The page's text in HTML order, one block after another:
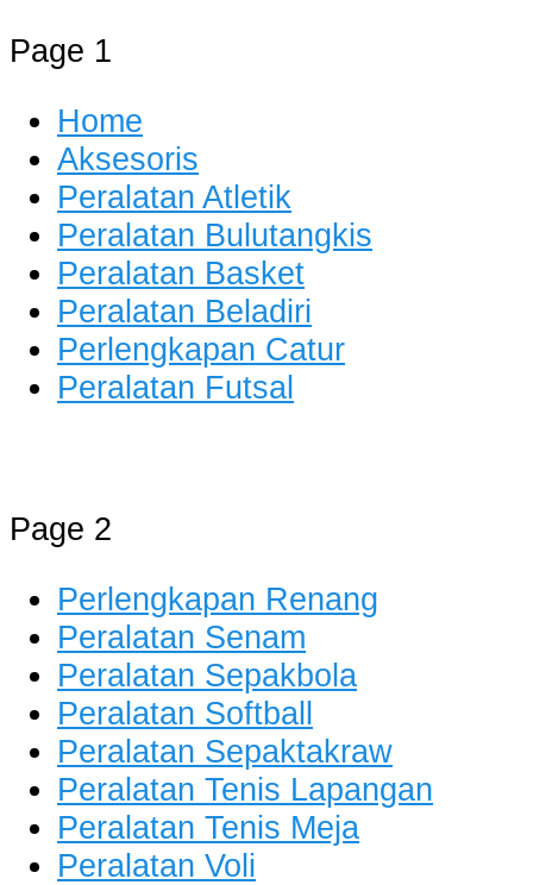
Page 1
Home
Aksesoris
Peralatan Atletik
Peralatan Bulutangkis
Peralatan Basket
Peralatan Beladiri
Perlengkapan Catur
Peralatan Futsal
Distributor Alat Olahraga
Jual Alat Olahraga Murah, Lengkap
Page 2
Perlengkapan Renang
Peralatan Senam
Peralatan Sepakbola
Peralatan Softball
Peralatan Sepaktakraw
Peralatan Tenis Lapangan
Peralatan Tenis Meja
Peralatan Voli